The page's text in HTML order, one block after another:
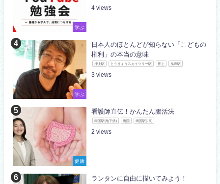
学ぶ
4
学ぶ
日本人のほとんどが知らない「こどもの
権利」の本当の意味
押上駅 とうきょうスカイツリー駅 押上 曳舟駅
3
健康
看護師直伝！かんたん腸活法
両国駅(地下鉄) 両国 両国駅(JR)
2
ランタンに自由に描いてみよう！